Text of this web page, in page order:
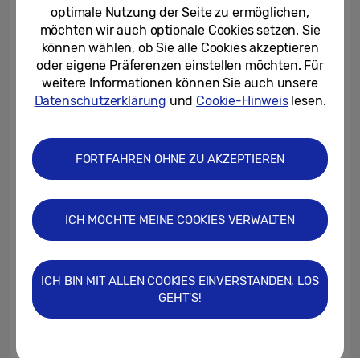
eignet sich daher gut für die Arbeit mit
Multi-Windows. Bis zu drei Apps lassen sich
gleichzeitig öffnen, darunter auch zweimal
dieselbe App. So können beispielsweise
Textdokumente parallel bearbeitet und
werden. Auch die Helligkeit des Displays
wurde nochmal angepasst. So ist eine gute
passend für das Arbeiten an
unterschiedlichen Orten, aber auch für die
kleine Streaming- oder Gaming-Pause
zwischendurch.
Galaxy Z Flip4 – das kompakte, kreative
optimale Nutzung der Seite zu ermöglichen,
möchten wir auch optionale Cookies setzen. Sie
können wählen, ob Sie alle Cookies akzeptieren
oder eigene Präferenzen einstellen möchten. Für
weitere Informationen können Sie auch unsere
Datenschutzerklärung und Cookie-Hinweislesen.
FORTFAHREN OHNE ZU AKZEPTIEREN
ICH MÖCHTE MEINE COOKIES VERWALTEN
ICH BIN MIT ALLEN COOKIES EINVERSTANDEN, LOS
GEHT'S!